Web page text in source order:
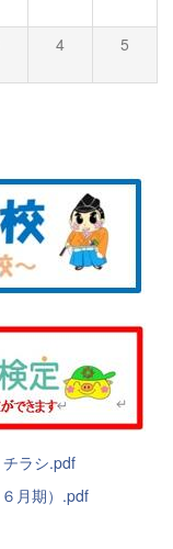
4 5
ラシ.pdf
月期）.pdf